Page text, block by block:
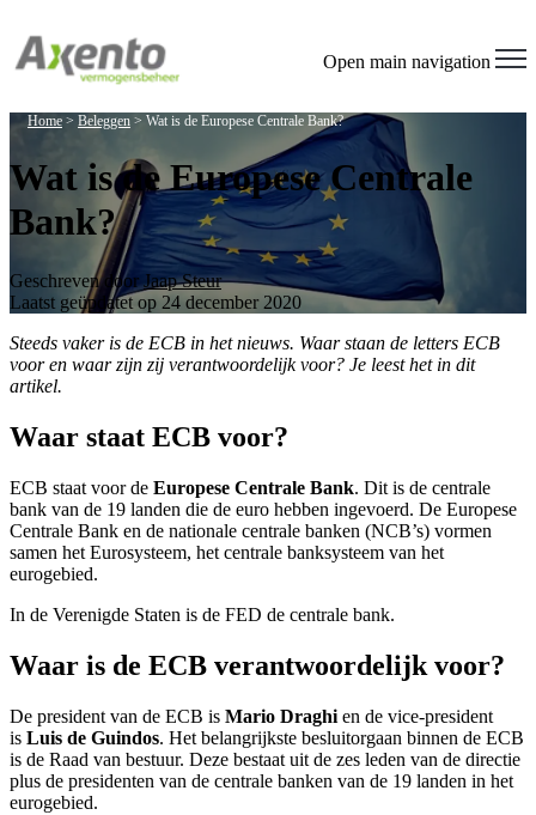
Open main navigation
Home > Beleggen > Wat is de Europese Centrale Bank?
Wat is de Europese Centrale
Bank?
Geschreven door Jaap Steur
Laatst geüpdatet op 24 december 2020
Steeds vaker is de ECB in het nieuws. Waar staan de letters ECB
voor en waar zijn zij verantwoordelijk voor? Je leest het in dit
artikel.
Waar staat ECB voor?
ECB staat voor de Europese Centrale Bank. Dit is de centrale
bank van de 19 landen die de euro hebben ingevoerd. De Europese
Centrale Bank en de nationale centrale banken (NCB’s) vormen
samen het Eurosysteem, het centrale banksysteem van het
eurogebied.
In de Verenigde Staten is de FED de centrale bank.
Waar is de ECB verantwoordelijk voor?
De president van de ECB is Mario Draghi en de vice-president
is Luis de Guindos. Het belangrijkste besluitorgaan binnen de ECB
is de Raad van bestuur. Deze bestaat uit de zes leden van de directie
plus de presidenten van de centrale banken van de 19 landen in het
eurogebied.